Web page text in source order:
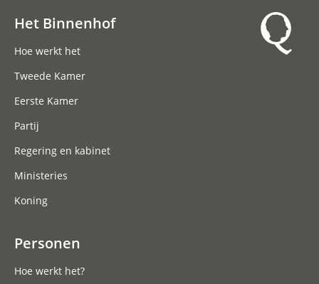
Het Binnenhof
Hoe werkt het
Tweede Kamer
Eerste Kamer
Partij
Regering en kabinet
Ministeries
Koning
Personen
Hoe werkt het?